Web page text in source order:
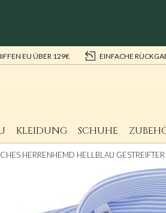
EU ÜBER 129€ EINFACHE
KLEIDUNG SCHUHE
HERRENHEMD HELLBLAU